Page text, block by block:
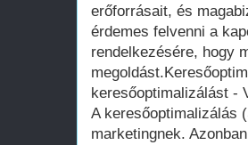
erőforrásait, és
érdemes felvenni a
rendelkezésére, hogy
keresőoptimalizálást -
A keresőoptimalizálás
marketingnek.